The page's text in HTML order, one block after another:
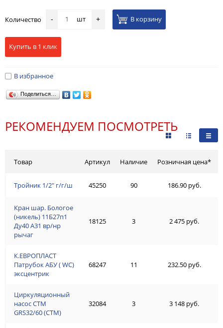
Количество - шт + В корзину
Купить в 1 клик
В избранное
Поделиться…
РЕКОМЕНДУЕМ ПОСМОТРЕТЬ
Товар
Тройник 1/2" г/г/ш
Кран шар. Бологое
(никель) 11Б27п1
Ду40 А31 вр/нр
рычаг
К.ЕВРОПЛАСТ
Патрубок АБУ ( WC)
эксцентрик
Циркуляционный
насос СТМ
GRS32/60 (СТМ)
Артикул Наличие Розничная цена*
45250 90 186.90 руб.
18125 3 2 475 руб.
68247 11 232.50 руб.
32084 3 3 148 руб.